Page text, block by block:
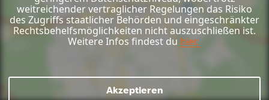
weitreichender vertraglicher Regelungen das Risiko
des Zugriffs staatlicher Behörden und eingeschränkter
Rechtsbehelfsmöglichkeiten nicht auszuschließen ist.
Weitere Infos findest du hier.
Akzeptieren